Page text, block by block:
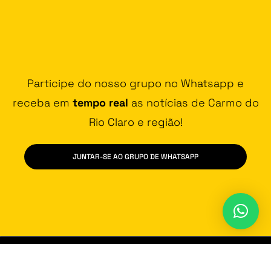
Participe do nosso grupo no Whatsapp e
receba em tempo real as notícias de Carmo do
Rio Claro e região!
JUNTAR-SE AO GRUPO DE WHATSAPP